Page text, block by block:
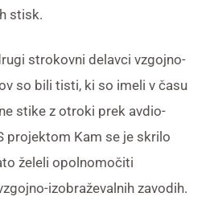
stisk.
strokovni delavci vzgojno-
so bili tisti, ki so imeli v času
stike z otroki prek avdio-
projektom Kam se je skrilo
želeli opolnomočiti
izobraževalnih zavodih.